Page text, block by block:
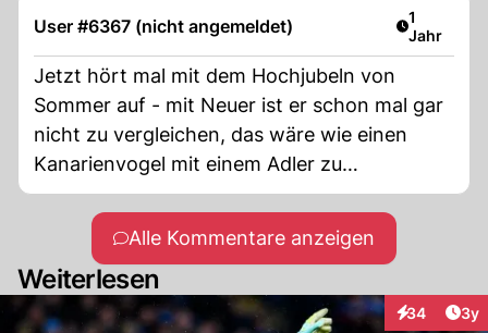
nicht ernst nehmen.
User #6367 (nicht angemeldet) Artikel
1
Jahr
Jetzt hört mal mit dem Hochjubeln von
Sommer auf - mit Neuer ist er schon mal gar
nicht zu vergleichen, das wäre wie einen
Kanarienvogel mit einem Adler zu
vergleichen.
Alle Kommentare anzeigen
Weiterlesen
34
Interaktionen
3y